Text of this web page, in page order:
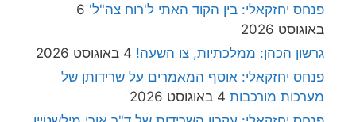
פנחס יחזקאלי: בין הקוד האתי ל'רוח צה"ל' 6
באוגוסט 2026
גרשון הכהן: ממלכתיות, צו השעה! 4 באוגוסט 2026
פנחס יחזקאלי: אוסף המאמרים על שרידותן של
מערכות מורכבות 4 באוגוסט 2026